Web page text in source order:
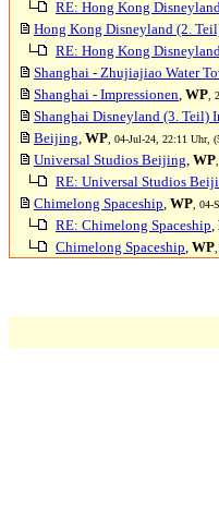
RE: Hong Kong
Hong Kong Disneyland (2.
RE: Hong Kong
Shanghai - Zhujiajiao Water
Shanghai - Impressionen, WP ,
Shanghai Disneyland (3. Teil)
Beijing, WP , 04-Jul-24, 22:11 Uhr,
Universal Studios Beijing, WP
RE: Universal Studios
Chimelong Spaceship, WP ,
RE: Chimelong Spaceship,
Chimelong Spaceship, WP